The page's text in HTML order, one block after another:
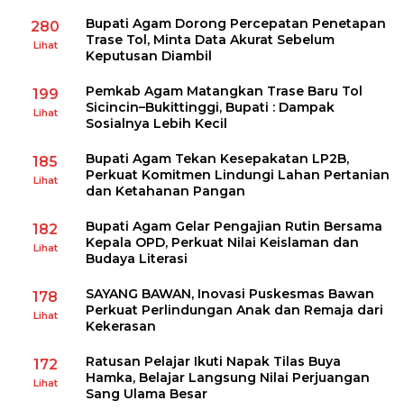
280
Lihat
Bupati Agam Dorong Percepatan Penetapan
Trase Tol, Minta Data Akurat Sebelum
Keputusan Diambil
199
Lihat
Pemkab Agam Matangkan Trase Baru Tol
Sicincin–Bukittinggi, Bupati : Dampak
Sosialnya Lebih Kecil
185
Lihat
Bupati Agam Tekan Kesepakatan LP2B,
Perkuat Komitmen Lindungi Lahan Pertanian
dan Ketahanan Pangan
182
Lihat
Bupati Agam Gelar Pengajian Rutin Bersama
Kepala OPD, Perkuat Nilai Keislaman dan
Budaya Literasi
178
Lihat
SAYANG BAWAN, Inovasi Puskesmas Bawan
Perkuat Perlindungan Anak dan Remaja dari
Kekerasan
172
Lihat
Ratusan Pelajar Ikuti Napak Tilas Buya
Hamka, Belajar Langsung Nilai Perjuangan
Sang Ulama Besar